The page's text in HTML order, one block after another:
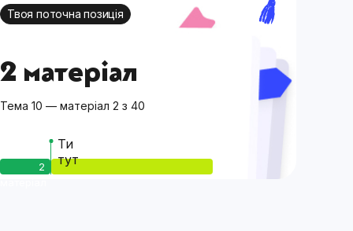
Твоя поточна позиція
2 матеріал
Тема 10 — матеріал 2 з 40
2
Ти
тут